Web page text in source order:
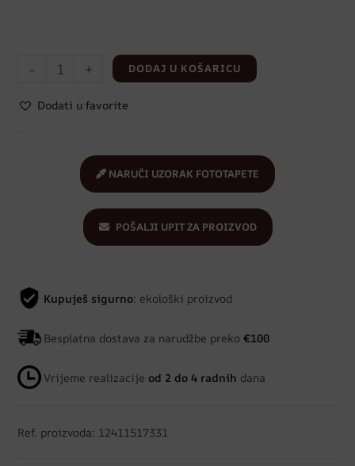
- + DODAJ U KOŠARICU
Dodati u favorite
NARUČI UZORAK FOTOTAPETE
POŠALJI UPIT ZA PROIZVOD
Kupuješ sigurno: ekološki proizvod
Besplatna dostava za narudžbe preko€100
Vrijeme realizacije od 2 do 4 radnih dana
Ref. proizvoda: 12411517331